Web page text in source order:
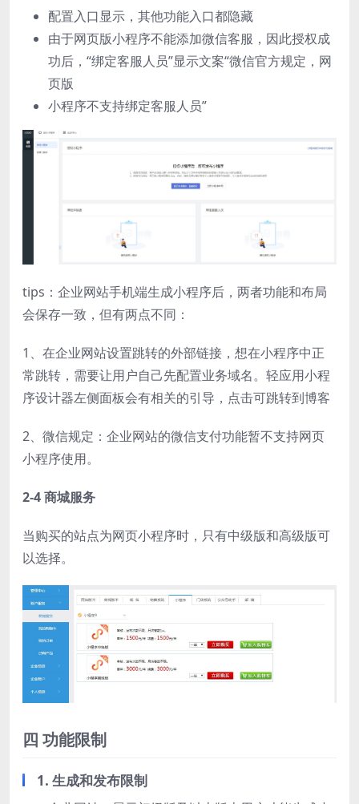
配置入口显示，其他功能入口都隐藏
由于网页版小程序不能添加微信客服，因此授权成
功后，“绑定客服人员”显示文案“微信官方规定，网
页版
小程序不支持绑定客服人员”
tips：企业网站手机端生成小程序后，两者功能和布局
会保存一致，但有两点不同：
1、在企业网站设置跳转的外部链接，想在小程序中正
常跳转，需要让用户自己先配置业务域名。轻应用小程
序设计器左侧面板会有相关的引导，点击可跳转到博客
2、微信规定：企业网站的微信支付功能暂不支持网页
小程序使用。
2-4 商城服务
当购买的站点为网页小程序时，只有中级版和高级版可
以选择。
四 功能限制
1. 生成和发布限制